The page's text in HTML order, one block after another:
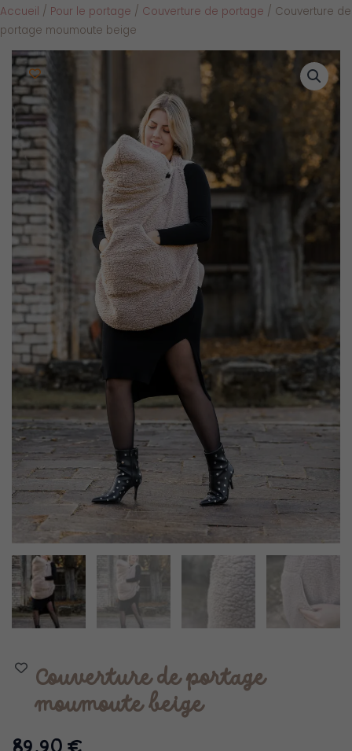
Accueil / Pour le portage / Couverture de portage / Couverture de
portage moumoute beige
Couverture de portage
moumoute beige